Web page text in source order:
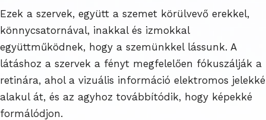
Ezek a szervek, együtt a szemet körülvevő erekkel,
könnycsatornával, inakkal és izmokkal
együttműködnek, hogy a szemünkkel lássunk. A
látáshoz a szervek a fényt megfelelően fókuszálják a
retinára, ahol a vizuális információ elektromos jelekké
alakul át, és az agyhoz továbbítódik, hogy képekké
formálódjon.